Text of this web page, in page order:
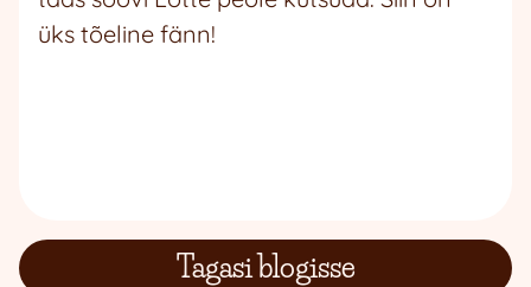
üks tõeline fänn!
Tagasi blogisse